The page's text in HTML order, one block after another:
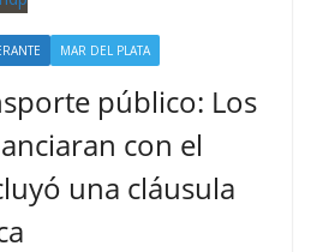
MAR DEL PLATA
público: Los
con el
una cláusula